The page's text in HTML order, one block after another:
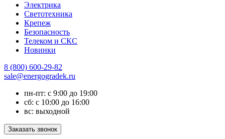
Электрика
Светотехника
Крепеж
Безопасность
Телеком и СКС
Новинки
8 (800) 600-29-82
sale@energogradek.ru
пн-пт: с 9:00 до 19:00
сб: с 10:00 до 16:00
вс: выходной